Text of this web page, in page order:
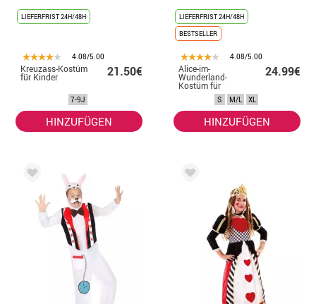
LIEFERFRIST 24H/48H
4.08/5.00
Kreuzass-Kostüm
für Kinder 21.50€
7-9J
HINZUFÜGEN
LIEFERFRIST 24H/48H
BESTSELLER
4.08/5.00
Alice-im-
Wunderland-
Kostüm für
24.99€
S M/L XL
HINZUFÜGEN